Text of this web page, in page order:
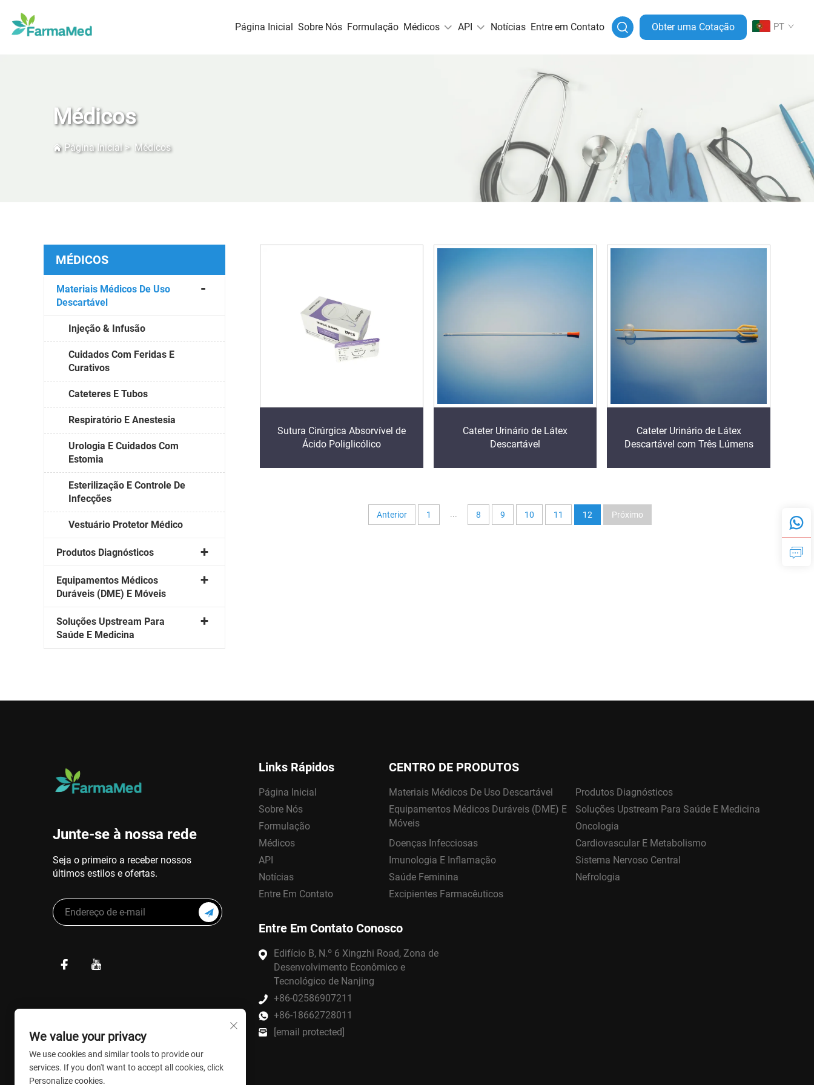
Página Inicial Sobre Nós Formulação Médicos API Notícias Entre em Contato Obter uma Cotação PT
Médicos
Página Inicial> Médicos
MÉDICOS
Materiais Médicos De Uso
Descartável
Injeção & Infusão
Cuidados Com Feridas E
Curativos
Cateteres E Tubos
Respiratório E Anestesia
Urologia E Cuidados Com
Estomia
Esterilização E Controle De
Infecções
Vestuário Protetor Médico
Produtos Diagnósticos
Equipamentos Médicos
Duráveis (DME) E Móveis
Soluções Upstream Para
Saúde E Medicina
Sutura Cirúrgica Absorvível de
Ácido Poliglicólico
Cateter Urinário de Látex
Descartável
Cateter Urinário de Látex
Descartável com Três Lúmens
Anterior 1 ... 8 9 10 11 12 Próximo
Junte-se à nossa rede
Seja o primeiro a receber nossos
últimos estilos e ofertas.
Links Rápidos
Página Inicial
Sobre Nós
Formulação
Médicos
API
Notícias
Entre Em Contato
CENTRO DE PRODUTOS
Materiais Médicos De Uso Descartável
Produtos Diagnósticos
Equipamentos Médicos Duráveis (DME) E
Móveis
Soluções Upstream Para Saúde E Medicina
Oncologia
Doenças Infecciosas
Cardiovascular E Metabolismo
Imunologia E Inflamação
Sistema Nervoso Central
Saúde Feminina
Nefrologia
Excipientes Farmacêuticos
Entre Em Contato Conosco
Edifício B, N.º 6 Xingzhi Road, Zona de
Desenvolvimento Econômico e
Tecnológico de Nanjing
+86-02586907211
+86-18662728011
[email protected]
We value your privacy
We use cookies and similar tools to provide our
services. If you don't want to accept all cookies, click
Personalize cookies.